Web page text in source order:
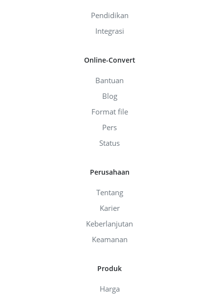
Pendidikan
Integrasi
Online-Convert
Bantuan
Blog
Format file
Pers
Status
Perusahaan
Tentang
Karier
Keberlanjutan
Keamanan
Produk
Harga